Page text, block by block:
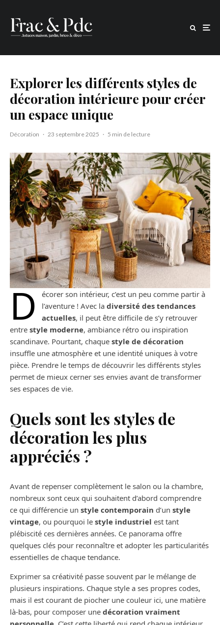
Explorer les différents styles de
décoration intérieure pour créer
un espace unique
Décoration · 23 septembre 2025 · 5 min de lecture
D écorer son intérieur, c’est un peu comme partir à
l’aventure ! Avec la diversité des tendances
actuelles, il peut être difficile de s’y retrouver
entre style moderne, ambiance rétro ou inspiration
scandinave. Pourtant, chaque style de décoration
insuffle une atmosphère et une identité uniques à votre
pièce. Prendre le temps de découvrir les différents styles
permet de mieux cerner ses envies avant de transformer
ses espaces de vie.
Quels sont les styles de
décoration les plus
appréciés ?
Avant de repenser complètement le salon ou la chambre,
nombreux sont ceux qui souhaitent d’abord comprendre
ce qui différencie un style contemporain d’un style
vintage, ou pourquoi le style industriel est tant
plébiscité ces dernières années. Ce panorama offre
quelques clés pour reconnaître et adopter les particularités
essentielles de chaque tendance.
Exprimer sa créativité passe souvent par le mélange de
plusieurs inspirations. Chaque style a ses propres codes,
mais il est courant de piocher une couleur ici, une matière
là-bas, pour composer une décoration vraiment